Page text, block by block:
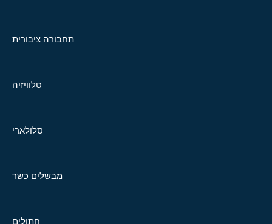
תחבורה ציבורית
טלוויזיה
סלולארי
מבשלים כשר
חתולים